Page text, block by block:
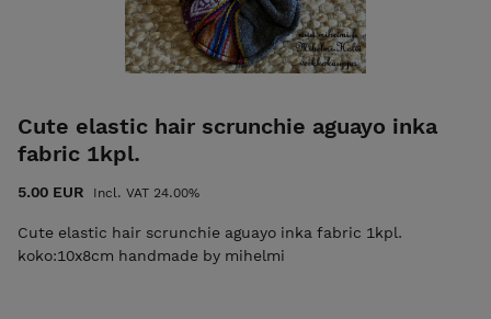
Cute elastic hair scrunchie aguayo inka
fabric 1kpl.
5.00 EUR Incl. VAT 24.00%
Cute elastic hair scrunchie aguayo inka fabric 1kpl.
koko:10x8cm handmade by mihelmi